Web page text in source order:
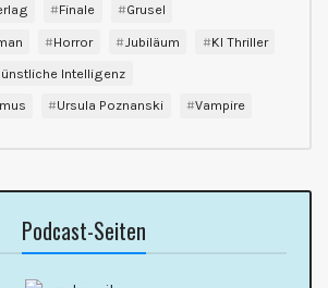
Finale
Grusel
Horror Jubiläum
KI Thriller
Intelligenz
Ursula Poznanski Vampire
Podcast-Seiten